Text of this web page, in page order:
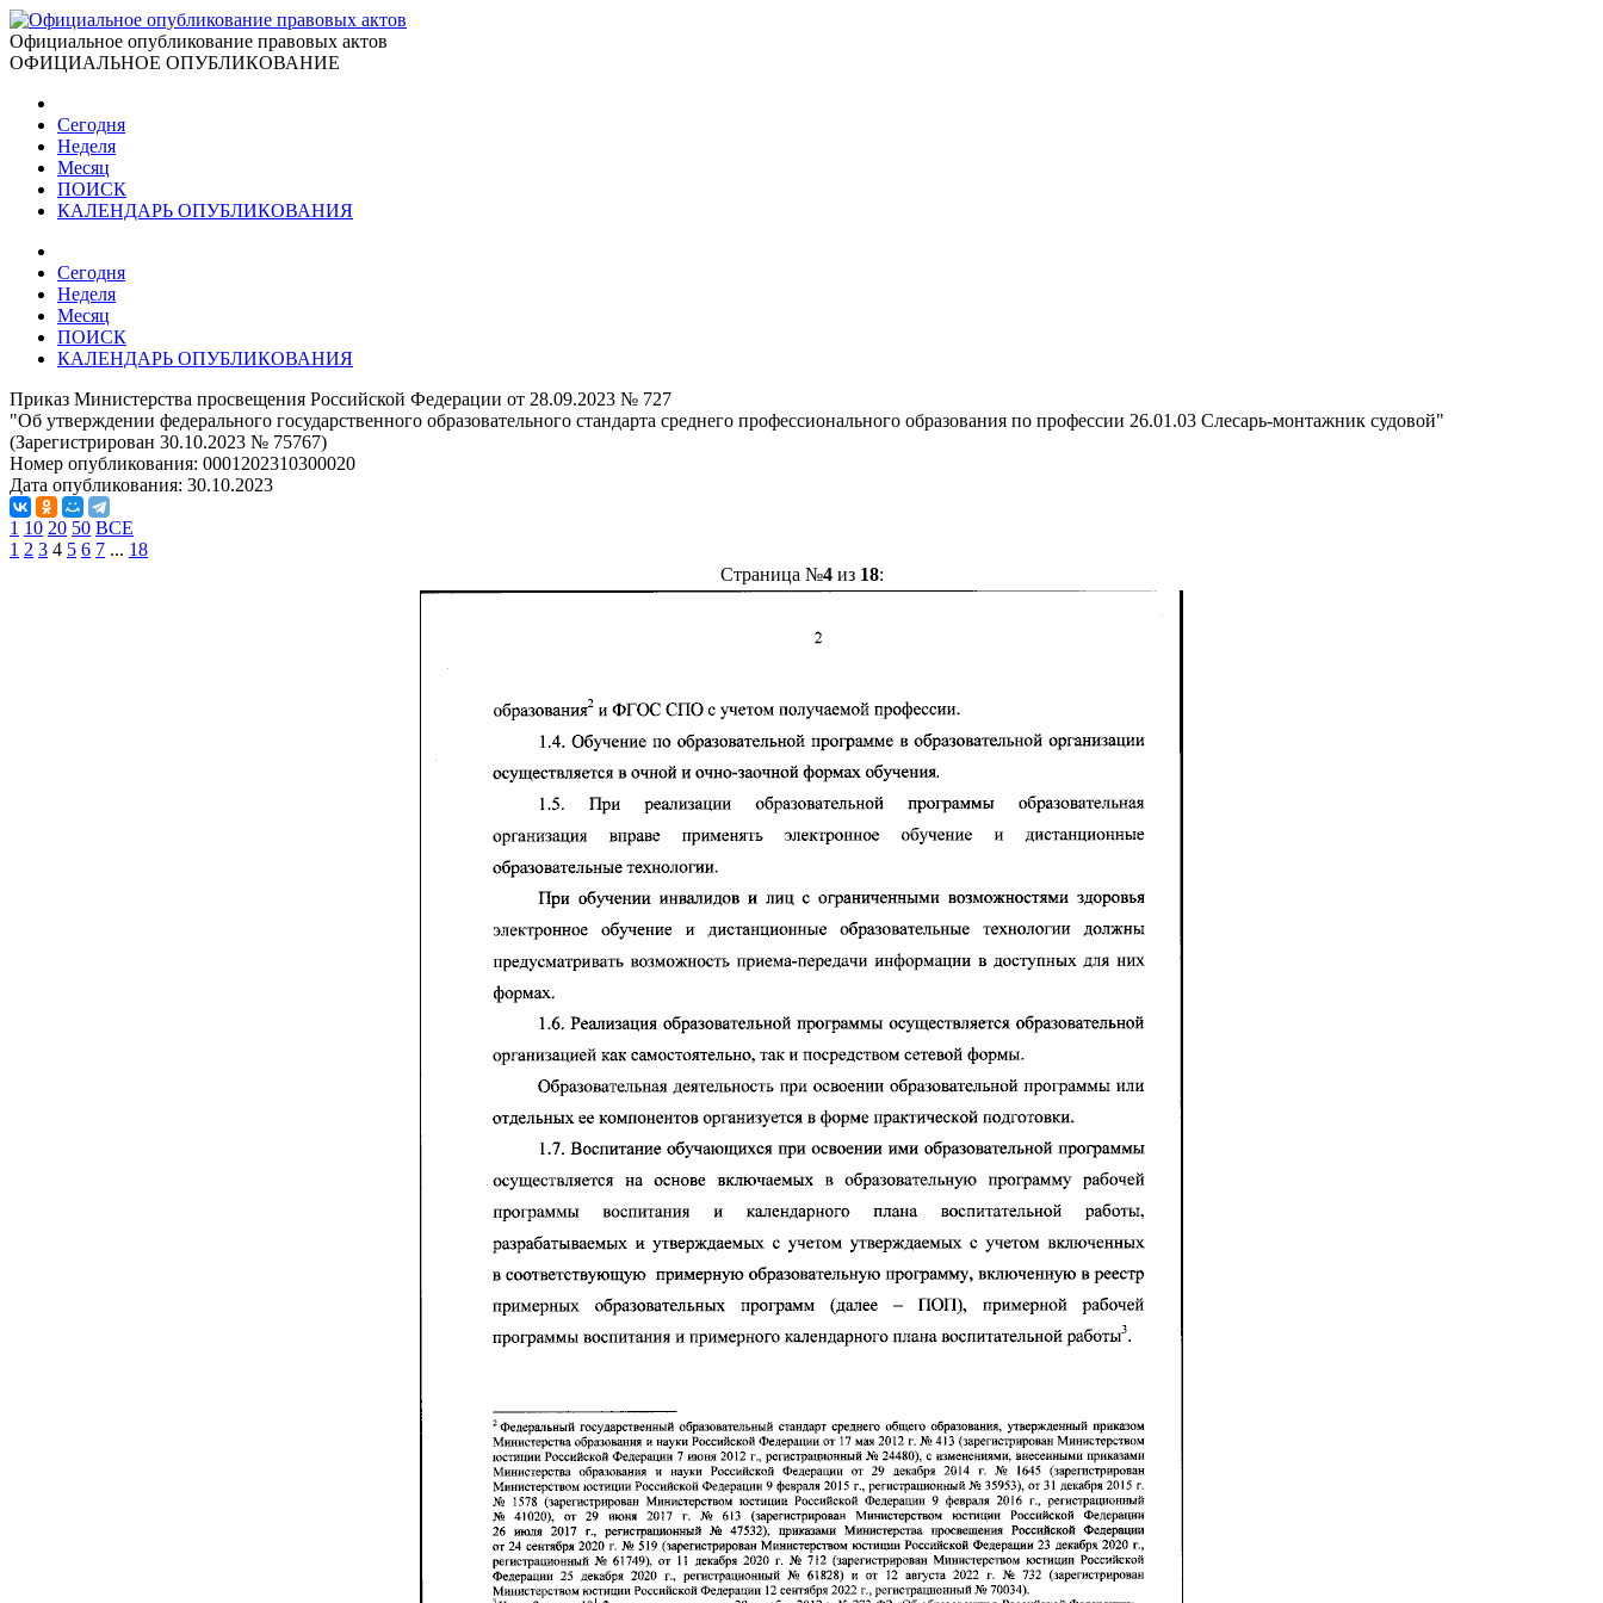
Официальное опубликование правовых актов
ОФИЦИАЛЬНОЕ ОПУБЛИКОВАНИЕ
Сегодня
Неделя
Месяц
ПОИСК
КАЛЕНДАРЬ ОПУБЛИКОВАНИЯ
Сегодня
Неделя
Месяц
ПОИСК
КАЛЕНДАРЬ ОПУБЛИКОВАНИЯ
Приказ Министерства просвещения Российской Федерации от 28.09.2023 № 727
"Об утверждении федерального государственного образовательного стандарта среднего профессионального образования по профессии 26.01.03 Слесарь-монтажник судовой"
(Зарегистрирован 30.10.2023 № 75767)
Номер опубликования: 0001202310300020
Дата опубликования: 30.10.2023
1 10 20 50 ВСЕ
1 2 3 4 5 6 7 ... 18
Страница №4из 18: